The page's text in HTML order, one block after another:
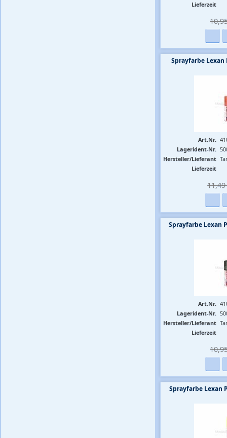
Lieferzeit
10,95
Sprayfarbe Lexan
Art.Nr.
Lagerident-Nr.
Hersteller/Lieferant
Lieferzeit
11,49
Sprayfarbe Lexan
Art.Nr.
Lagerident-Nr.
Hersteller/Lieferant
Lieferzeit
10,95
Sprayfarbe Lexan